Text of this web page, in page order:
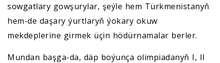
sowgatlary gowşurylar, şeýle hem Türkmenistanyň
hem-de daşary ýurtlaryň ýokary okuw
mekdeplerine girmek üçin hödürnamalar berler.
Mundan başga-da, däp boýunça olimpiadanyň I, II